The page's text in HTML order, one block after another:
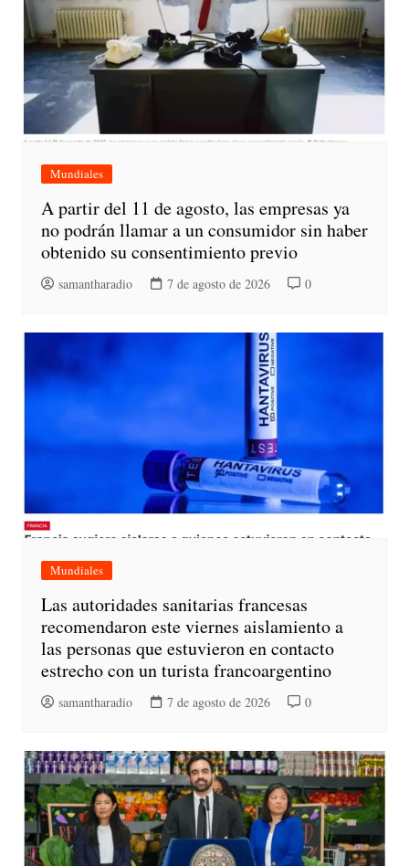
Mundiales
A partir del 11 de agosto, las empresas ya
no podrán llamar a un consumidor sin haber
obtenido su consentimiento previo
samantharadio 7 de agosto de 2026 0
Mundiales
Las autoridades sanitarias francesas
recomendaron este viernes aislamiento a
las personas que estuvieron en contacto
estrecho con un turista francoargentino
samantharadio 7 de agosto de 2026 0